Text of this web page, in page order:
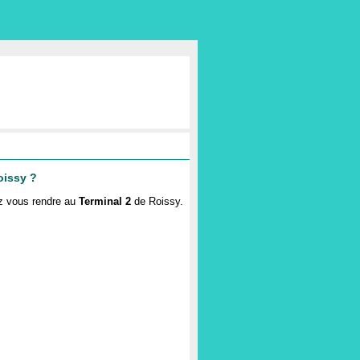
?
vous rendre au Terminal 2 de Roissy.